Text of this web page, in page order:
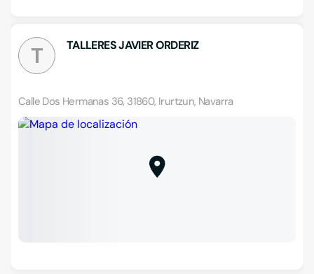
T TALLERES JAVIER ORDERIZ
Calle Dos Hermanas 36, 31860, Irurtzun, Navarra